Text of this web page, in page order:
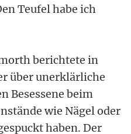
Teufel habe ich
berichtete in
über unerklärliche
Besessene beim
wie Nägel oder
haben. Der